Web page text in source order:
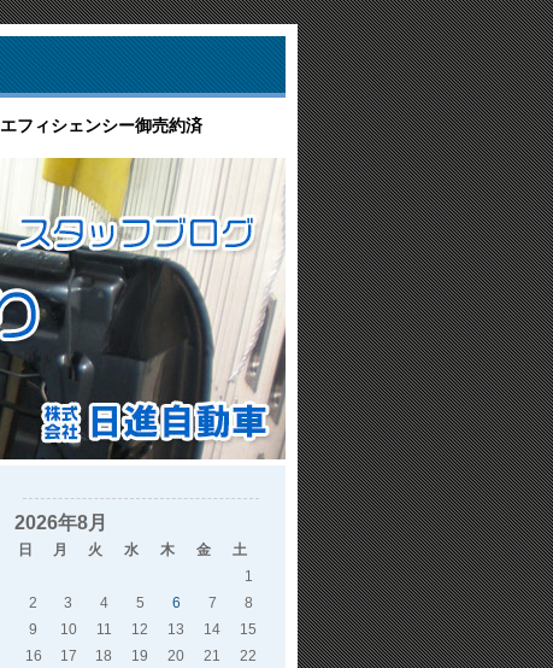
フィシェンシー御売約済
2026年8月
日 月 火 水 木 金 土
1
2
3 4 5 6 7
8
9
10 11 12 13 14
15
16
17 18 19 20 21
22